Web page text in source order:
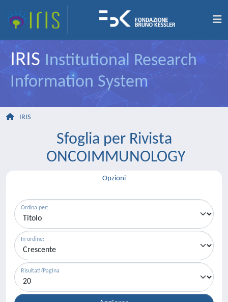
IRIS Institutional Research
Information System
IRIS
Sfoglia per Rivista
ONCOIMMUNOLOGY
Opzioni
Ordina per:
In ordine:
Risultati/Pagina